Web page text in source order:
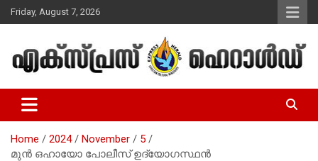
Skip
to
Friday, August 7, 2026
Express Herald – Malayalam
Christian News
Home 2024 November
5
മുൻ ഒഹായോ പോലീസ് ഉദ്യോഗസ്ഥൻ